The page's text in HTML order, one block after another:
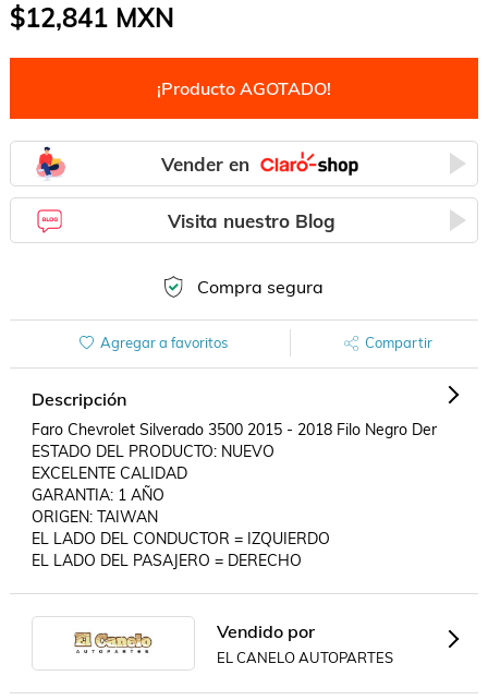
$12,841MXN
¡Producto AGOTADO!
Vender en
Visita nuestro Blog
Compra segura
Agregar a favoritos Compartir
Descripción
Faro Chevrolet Silverado 3500 2015 - 2018 Filo Negro Der
ESTADO DEL PRODUCTO: NUEVO
EXCELENTE CALIDAD
GARANTIA: 1 AÑO
ORIGEN: TAIWAN
EL LADO DEL CONDUCTOR = IZQUIERDO
EL LADO DEL PASAJERO = DERECHO
Vendido por
EL CANELO AUTOPARTES